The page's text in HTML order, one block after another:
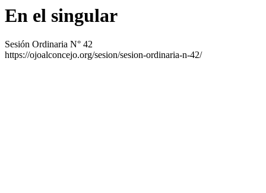
En el singular
Sesión Ordinaria N° 42
https://ojoalconcejo.org/sesion/sesion-ordinaria-n-42/